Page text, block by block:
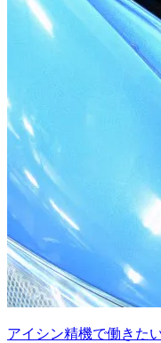
アイシン精機で働きた